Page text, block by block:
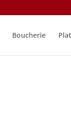
Boucherie